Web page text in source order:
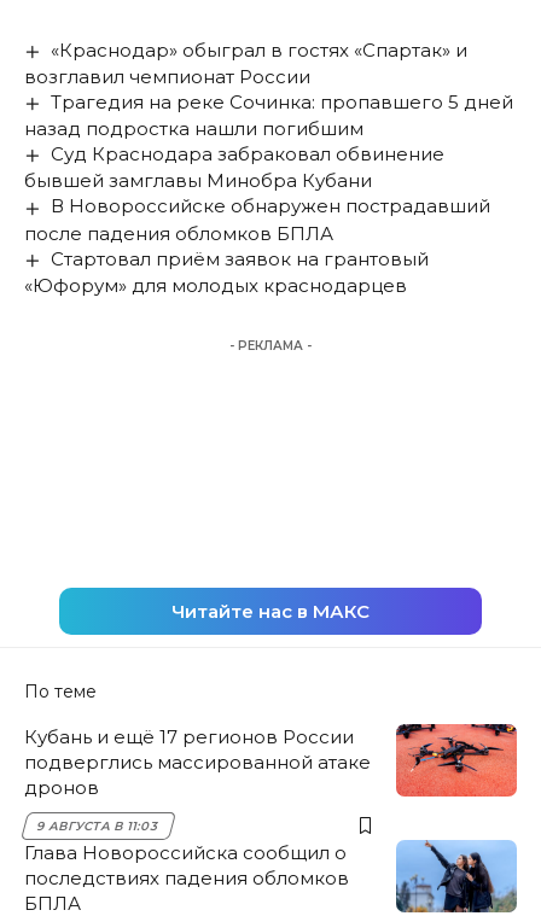
«Краснодар» обыграл в гостях «Спартак» и
возглавил чемпионат России
Трагедия на реке Сочинка: пропавшего 5 дней
назад подростка нашли погибшим
Суд Краснодара забраковал обвинение
бывшей замглавы Минобра Кубани
В Новороссийске обнаружен пострадавший
после падения обломков БПЛА
Стартовал приём заявок на грантовый
«Юфорум» для молодых краснодарцев
- РЕКЛАМА -
Читайте нас в МАКС
По теме
Кубань и ещё 17 регионов России
подверглись массированной атаке
дронов
9 АВГУСТА В 11:03
Глава Новороссийска сообщил о
последствиях падения обломков
БПЛА